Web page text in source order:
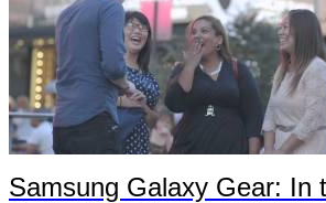
Samsung Galaxy Gear: In